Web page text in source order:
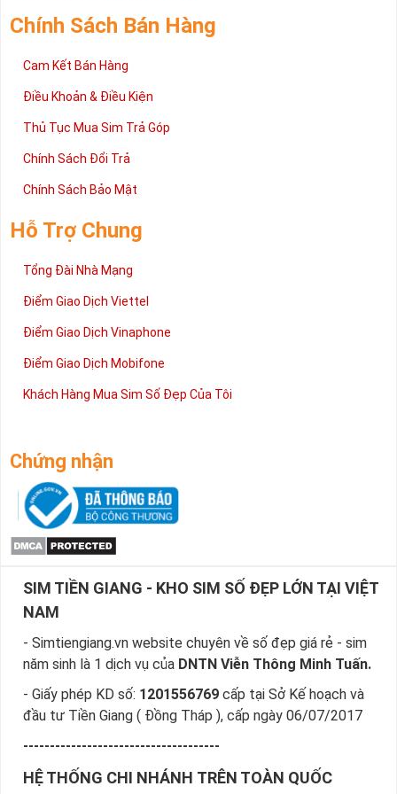
cấp trong bài viết này sẽ giúp bạn hiểu rõ ý nghĩa và các bước đặt
mua sim số tại Sim Tiền Giang nhanh chóng nhất.
Chúc quý khách tìm được chiếc sim Tứ quý 2 như ý!
Chính Sách Bán Hàng
Cam Kết Bán Hàng
Điều Khoản & Điều Kiện
Thủ Tục Mua Sim Trả Góp
Chính Sách Đổi Trả
Chính Sách Bảo Mật
Hỗ Trợ Chung
Tổng Đài Nhà Mạng
Điểm Giao Dịch Viettel
Điểm Giao Dịch Vinaphone
Điểm Giao Dịch Mobifone
Khách Hàng Mua Sim Số Đẹp Của Tôi
Chứng nhận
SIM TIỀN GIANG - KHO SIM SỐ ĐẸP LỚN TẠI VIỆT
NAM
- Simtiengiang.vn website chuyên về số đẹp giá rẻ - sim
năm sinh là 1 dịch vụ của DNTN Viễn Thông Minh Tuấn.
- Giấy phép KD số: 1201556769 cấp tại Sở Kế hoạch và
đầu tư Tiền Giang ( Đồng Tháp ), cấp ngày 06/07/2017
-------------------------------------
HỆ THỐNG CHI NHÁNH TRÊN TOÀN QUỐC